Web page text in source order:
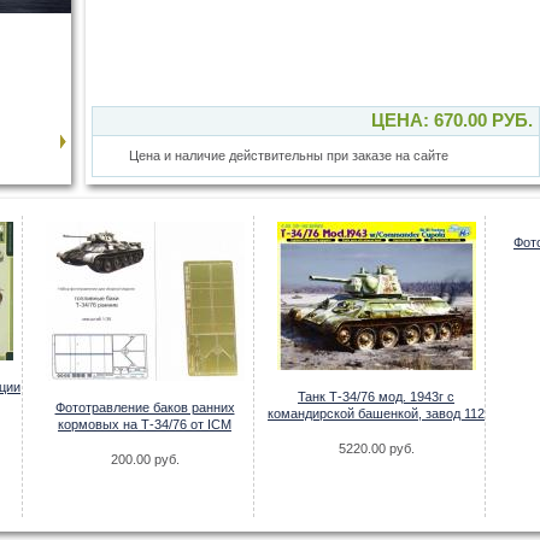
ЦЕНА: 670.00 РУБ.
Цена и наличие действительны при заказе на сайте
Фототравление баков ранних
кормовых на Т-34/76 от ICM
200.00 руб.
Танк Т-34/76 мод. 1943г с
командирской башенкой, завод 112
5220.00 руб.